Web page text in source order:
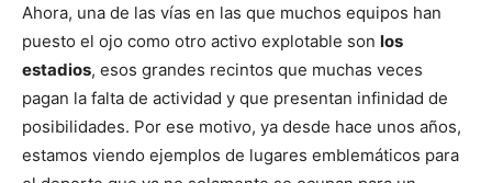
Ahora, una de las vías en las que muchos equipos han
puesto el ojo como otro activo explotable son los
estadios, esos grandes recintos que muchas veces
pagan la falta de actividad y que presentan infinidad de
posibilidades. Por ese motivo, ya desde hace unos años,
estamos viendo ejemplos de lugares emblemáticos para